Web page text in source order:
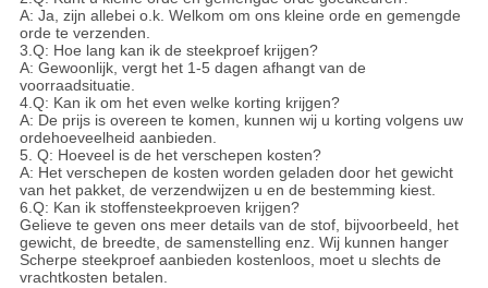
A: Ja, zijn allebei o.k. Welkom om ons kleine orde en gemengde
orde te verzenden.
3.Q: Hoe lang kan ik de steekproef krijgen?
A: Gewoonlijk, vergt het 1-5 dagen afhangt van de
voorraadsituatie.
4.Q: Kan ik om het even welke korting krijgen?
A: De prijs is overeen te komen, kunnen wij u korting volgens uw
ordehoeveelheid aanbieden.
5. Q: Hoeveel is de het verschepen kosten?
A: Het verschepen de kosten worden geladen door het gewicht
van het pakket, de verzendwijzen u en de bestemming kiest.
6.Q: Kan ik stoffensteekproeven krijgen?
Gelieve te geven ons meer details van de stof, bijvoorbeeld, het
gewicht, de breedte, de samenstelling enz. Wij kunnen hanger
Scherpe steekproef aanbieden kostenloos, moet u slechts de
vrachtkosten betalen.